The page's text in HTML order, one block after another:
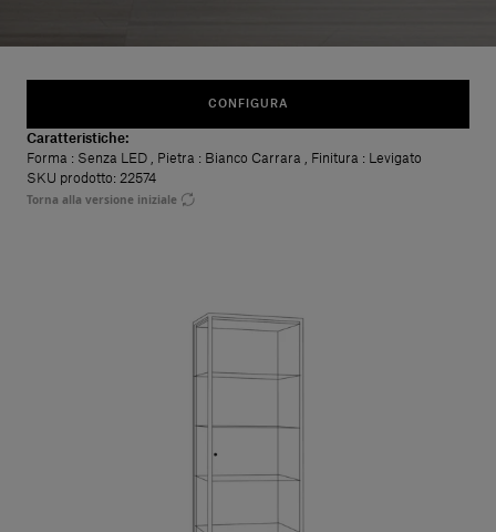
CONFIGURA
Caratteristiche:
Forma : Senza LED Pietra : Bianco Carrara Finitura : Levigato
SKU prodotto: 22574
Torna alla versione iniziale